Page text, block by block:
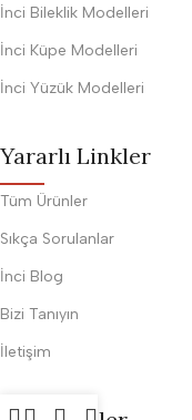
İnci Bileklik Modelleri
İnci Küpe Modelleri
İnci Yüzük Modelleri
Yararlı Linkler
Tüm Ürünler
Sıkça Sorulanlar
İnci Blog
Bizi Tanıyın
İletişim